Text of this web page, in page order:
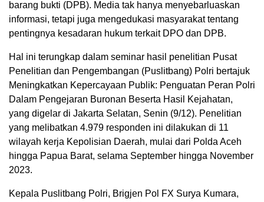
barang bukti (DPB). Media tak hanya menyebarluaskan
informasi, tetapi juga mengedukasi masyarakat tentang
pentingnya kesadaran hukum terkait DPO dan DPB.
Hal ini terungkap dalam seminar hasil penelitian Pusat
Penelitian dan Pengembangan (Puslitbang) Polri bertajuk
Meningkatkan Kepercayaan Publik: Penguatan Peran Polri
Dalam Pengejaran Buronan Beserta Hasil Kejahatan,
yang digelar di Jakarta Selatan, Senin (9/12). Penelitian
yang melibatkan 4.979 responden ini dilakukan di 11
wilayah kerja Kepolisian Daerah, mulai dari Polda Aceh
hingga Papua Barat, selama September hingga November
2023.
Kepala Puslitbang Polri, Brigjen Pol FX Surya Kumara,